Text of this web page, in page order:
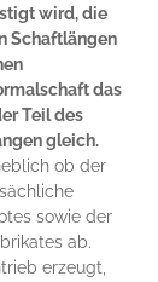
wird, die
Schaftlängen
das
Teil des
gleich.
ob der
sowie der
ab.
erzeugt,